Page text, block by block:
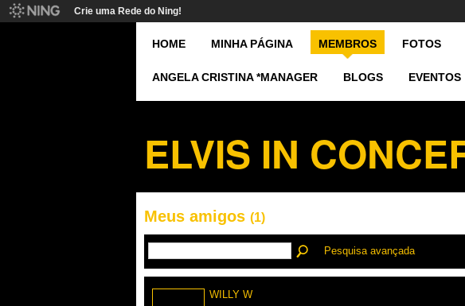
Crie uma Rede do Ning!
HOME MINHA PÁGINA MEMBROS FOTOS
ANGELA CRISTINA *MANAGER BLOGS EVENTOS
ELVIS IN
Meus amigos (1)
Pesquisa avançada
WILLY W